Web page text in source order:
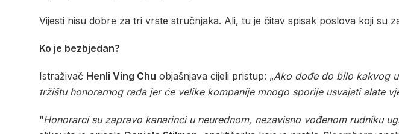
Vijesti nisu dobre za tri vrste stručnjaka. Ali, tu je čitav spisak poslova koji su
Ko je bezbjedan?
Istraživač Henli Ving Chu objašnjava cijeli pristup: „Ako dođe do bilo kakvog
tržištu honorarnog rada jer će velike kompanije mnogo sporije usvajati alate
“Honorarci su zapravo kanarinci u neurednom, nezavisno vođenom rudniku